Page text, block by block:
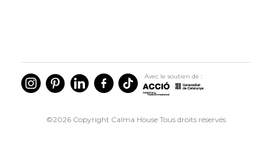
Avec le soutien de :
©2026 Copyright Calma House Tous droits réservés